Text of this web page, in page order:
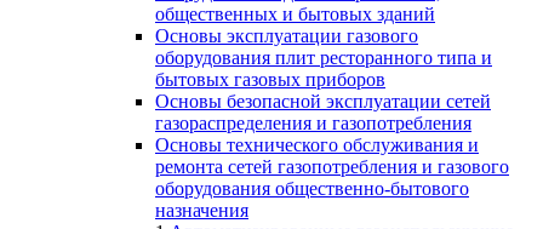
общественных и бытовых зданий
Основы эксплуатации газового
оборудования плит ресторанного типа и
бытовых газовых приборов
Основы безопасной эксплуатации сетей
газораспределения и газопотребления
Основы технического обслуживания и
ремонта сетей газопотребления и газового
оборудования общественно-бытового
назначения